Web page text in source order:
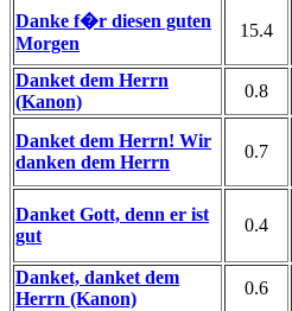
Danke f�r diesen guten
Morgen
15.4
Danket dem Herrn
(Kanon)
0.8
Danket dem Herrn! Wir
danken dem Herrn
0.7
Danket Gott, denn er ist
gut
0.4
Danket, danket dem
Herrn (Kanon)
0.6